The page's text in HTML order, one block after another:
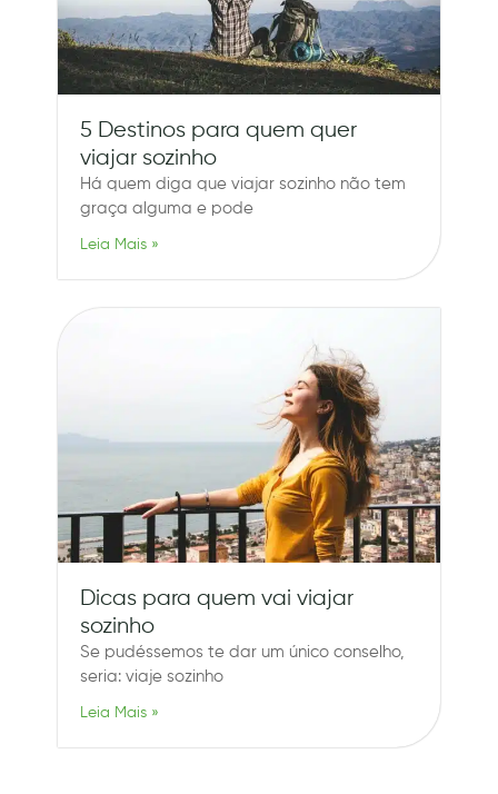
5 Destinos para quem quer
viajar sozinho
Há quem diga que viajar sozinho não tem
graça alguma e pode
Leia Mais »
Dicas para quem vai viajar
sozinho
Se pudéssemos te dar um único conselho,
seria: viaje sozinho
Leia Mais »